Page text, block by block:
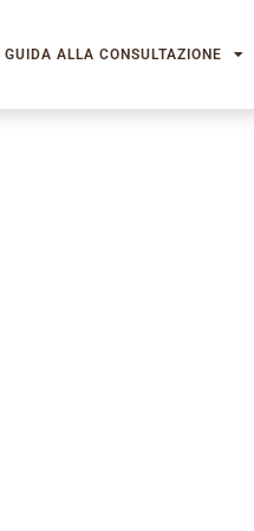
GUIDA ALLA CONSULTAZIONE